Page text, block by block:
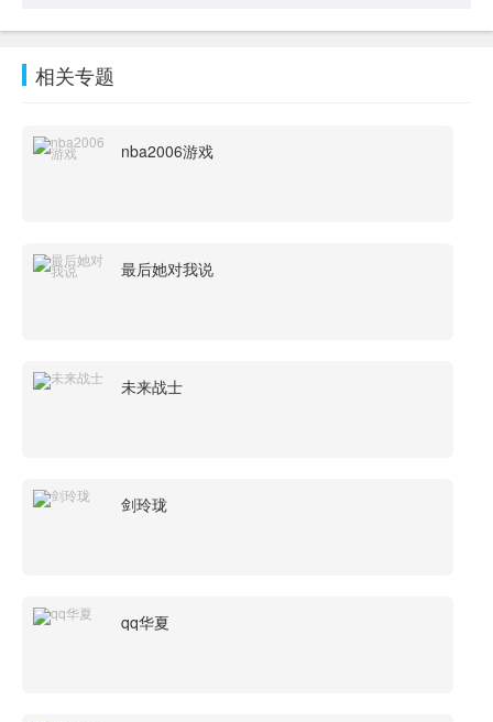
相关专题
nba2006游戏
最后她对我说
未来战士
剑玲珑
qq华夏